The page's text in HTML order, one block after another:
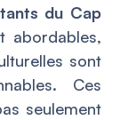
du Cap
abordables,
sont
Ces
seulement